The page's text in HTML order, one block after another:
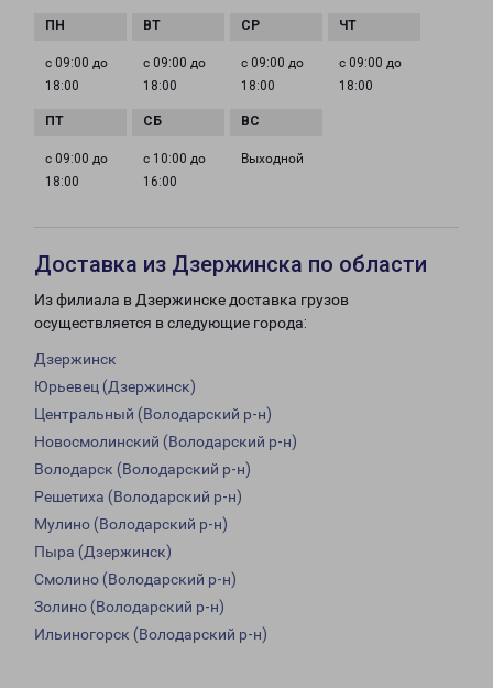
с 09:00 до
18:00
с 09:00 до
18:00
с 09:00 до
18:00
с 09:00 до
18:00
с 09:00 до
18:00
с 10:00 до
16:00
Выходной
Доставка из Дзержинска по области
Из филиала в Дзержинске доставка грузов
осуществляется в следующие города:
Дзержинск
Юрьевец (Дзержинск)
Центральный (Володарский р-н)
Новосмолинский (Володарский р-н)
Володарск (Володарский р-н)
Решетиха (Володарский р-н)
Мулино (Володарский р-н)
Пыра (Дзержинск)
Смолино (Володарский р-н)
Золино (Володарский р-н)
Ильиногорск (Володарский р-н)